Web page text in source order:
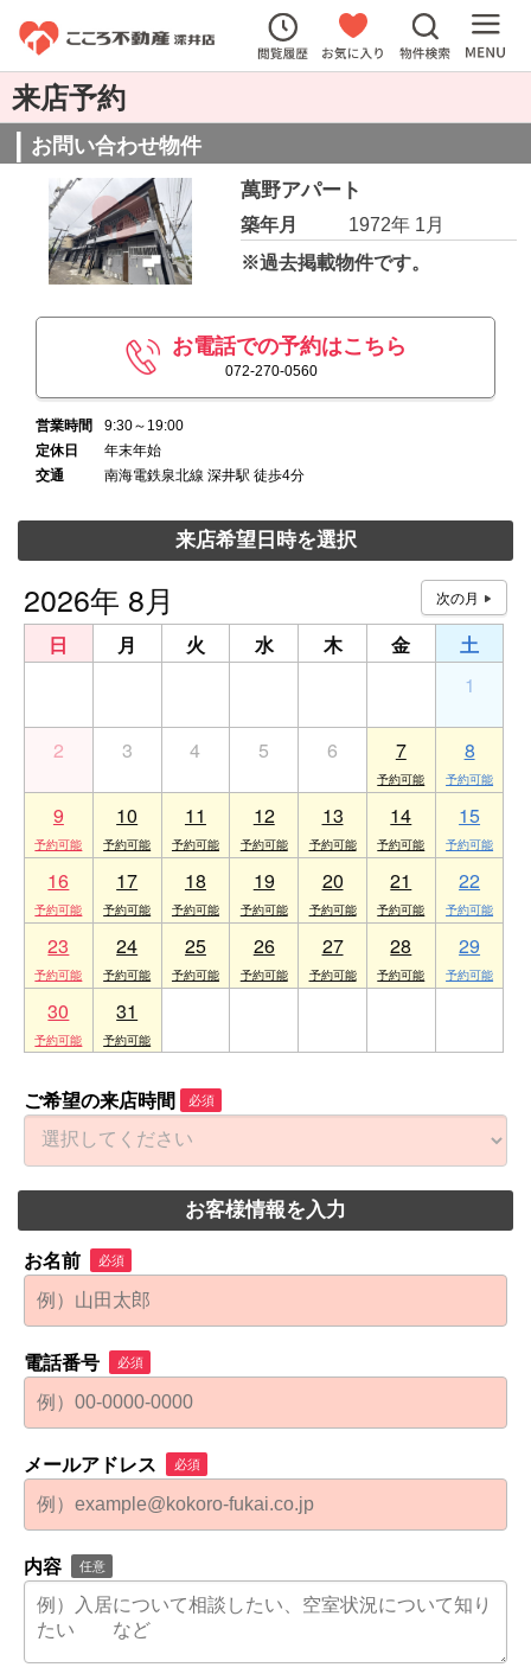
来店予約
お問い合わせ物件
萬野アパート
築年月
1972年 1月
※過去掲載物件です。
お電話での予約はこちら
072-270-0560
営業時間
9:30～19:00
定休日
年末年始
交通
南海電鉄泉北線 深井駅 徒歩4分
来店希望日時を選択
2026年 8月
日 月 火 水 木 金
土
1
2 3 4 5 6 7 8
9 10 11 12 13 14 15
16 17 18 19 20 21 22
23 24 25 26 27 28 29
30 31
ご希望の来店時間 必須
お客様情報を入力
お名前 必須
電話番号 必須
メールアドレス 必須
内容 任意